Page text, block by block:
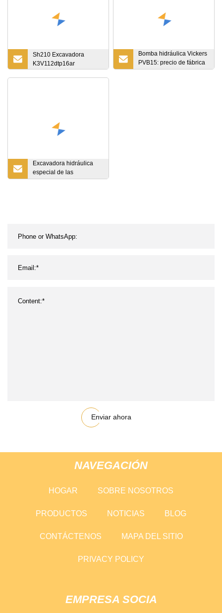
Sh210 Excavadora
K3V112dtp16ar
Bomba hidráulica Vickers
PVB15: precio de fábrica
para la parte principal de
Excavadora hidráulica
especial de las
excavadoras de la
Enviar ahora
NAVEGACIÓN
HOGAR SOBRE NOSOTROS
PRODUCTOS NOTICIAS BLOG
CONTÁCTENOS MAPA DEL SITIO
PRIVACY POLICY
EMPRESA SOCIA